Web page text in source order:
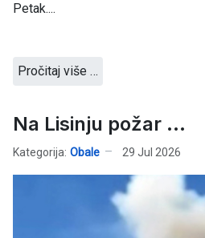
Petak....
Pročitaj više …
Na Lisinju požar ...
Kategorija: Obale 29 Jul 2026